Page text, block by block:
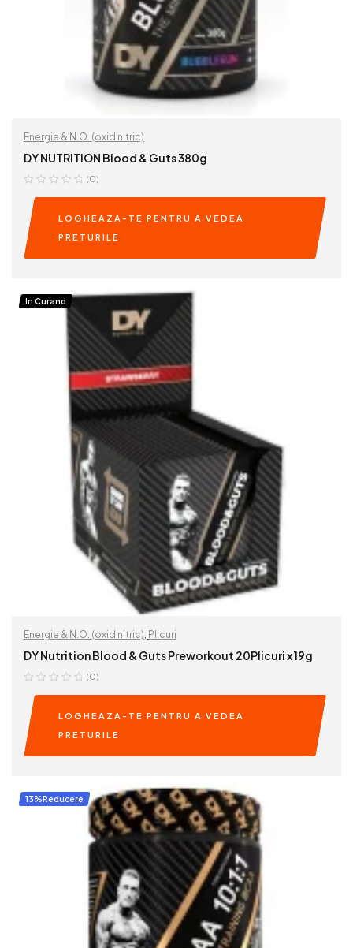
Energie & N.O. (oxid nitric)
DY NUTRITION Blood & Guts 380g
(0)
LOGHEAZA-TE PENTRU A VEDEA
PRETURILE
READ MORE
In Curand
Energie & N.O. (oxid nitric), Plicuri
DY Nutrition Blood & Guts Preworkout 20Plicuri x 19g
(0)
LOGHEAZA-TE PENTRU A VEDEA
PRETURILE
READ MORE
13%Reducere